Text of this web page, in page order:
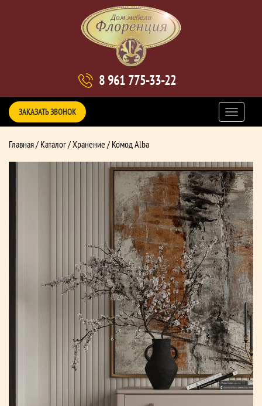
8 961 775-33-22
ЗАКАЗАТЬ ЗВОНОК
Главная/ Каталог/Хранение / Комод Alba